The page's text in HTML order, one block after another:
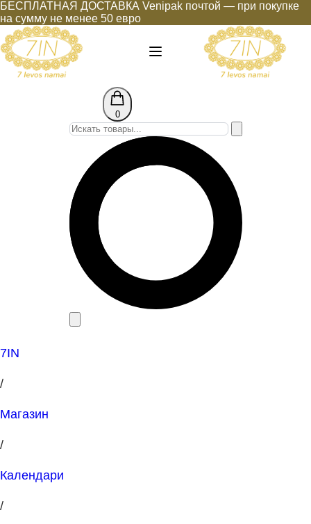
БЕСПЛАТНАЯ ДОСТАВКА Venipak почтой — при покупке
на сумму не менее 50 евро
0
7IN
/
Магазин
/
Календари
/